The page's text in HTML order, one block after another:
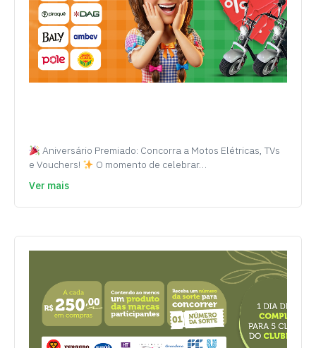
Aniversário Premiado: Concorra a Motos Elétricas, TVs
e Vouchers!
O momento de celebrar…
Ver mais